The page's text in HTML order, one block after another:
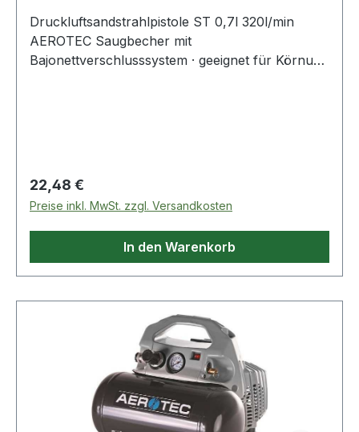
Druckluftsandstrahlpistole ST 0,7l 320l/min
AEROTEC Saugbecher mit
Bajonettverschlusssystem · geeignet für Körnung
Regulärer Preis:
22,48 €
Preise inkl. MwSt. zzgl. Versandkosten
In den Warenkorb